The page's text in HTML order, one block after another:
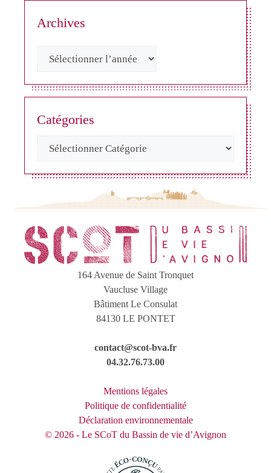
Archives
Catégories
164 Avenue de Saint Tronquet
Vaucluse Village
Bâtiment Le Consulat
84130 LE PONTET
contact@scot-bva.fr
04.32.76.73.00
Mentions légales
Politique de confidentialité
Déclaration environnementale
© 2026 - Le SCoT du Bassin de vie d’Avignon